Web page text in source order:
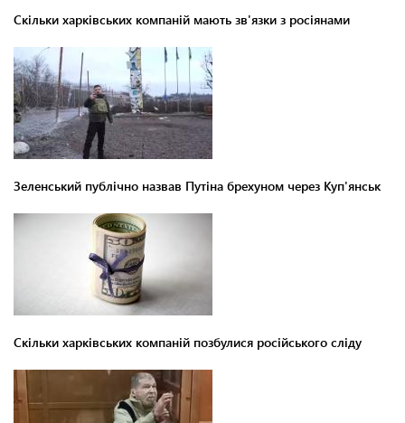
Скільки харківських компаній мають зв'язки з росіянами
Зеленський публічно назвав Путіна брехуном через Куп'янськ
Скільки харківських компаній позбулися російського сліду